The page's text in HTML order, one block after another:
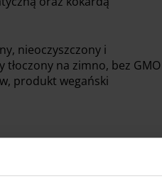
nieoczyszczony i
tłoczony na zimno, bez
produkt wegański